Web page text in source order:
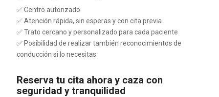
✅ Centro autorizado
✅ Atención rápida, sin esperas y con cita previa
✅ Trato cercano y personalizado para cada paciente
✅ Posibilidad de realizar también reconocimientos de
conducción si lo necesitas
Reserva tu cita ahora y caza con
seguridad y tranquilidad